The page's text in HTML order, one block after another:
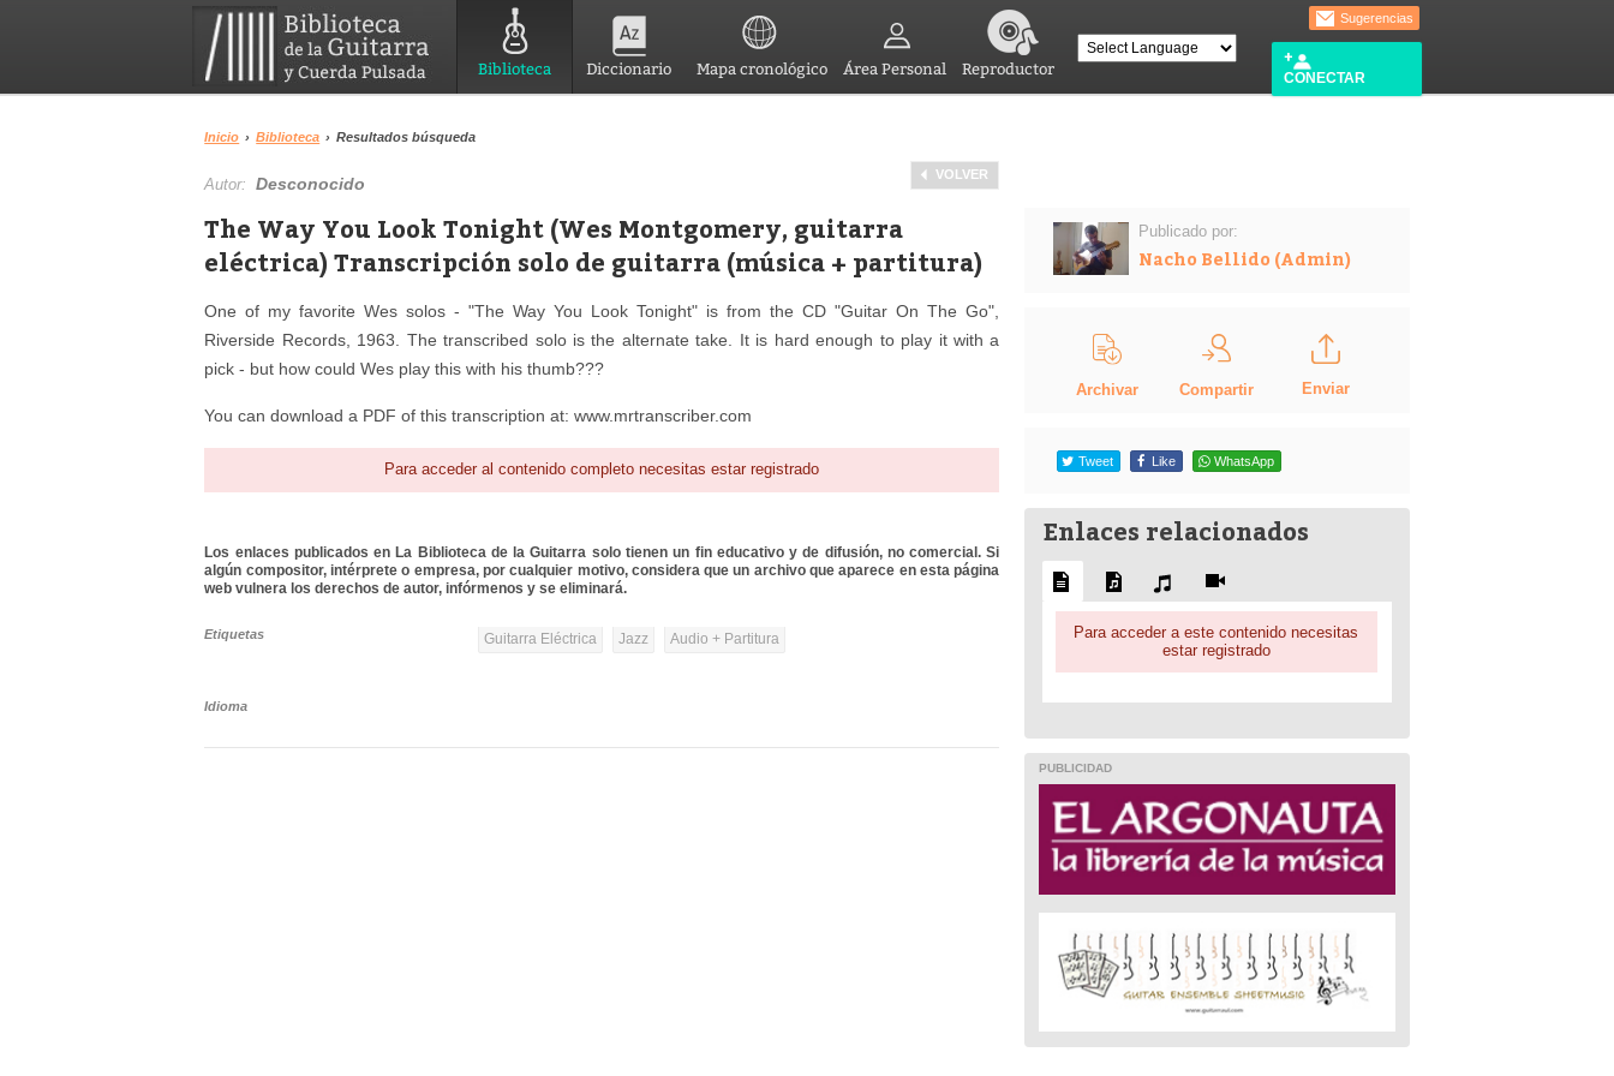
Biblioteca Diccionario Mapa cronológico Área Personal Reproductor
Sugerencias
CONECTAR
Inicio › Biblioteca › Resultados búsqueda
VOLVER
Autor:Desconocido
The Way You Look Tonight (Wes Montgomery, guitarra
eléctrica) Transcripción solo de guitarra (música + partitura)
One of my favorite Wes solos - "The Way You Look Tonight" is from the CD "Guitar On The Go",
Riverside Records, 1963. The transcribed solo is the alternate take. It is hard enough to play it with a
pick - but how could Wes play this with his thumb???
You can download a PDF of this transcription at: www.mrtranscriber.com
Para acceder al contenido completo necesitas estar registrado
Los enlaces publicados en La Biblioteca de la Guitarra solo tienen un fin educativo y de difusión, no comercial. Si
algún compositor, intérprete o empresa, por cualquier motivo, considera que un archivo que aparece en esta página
web vulnera los derechos de autor, infórmenos y se eliminará.
Etiquetas Guitarra Eléctrica Jazz Audio + Partitura
Idioma
Publicado por:
Nacho Bellido (Admin)
Archivar Compartir Enviar
Tweet Like WhatsApp
Enlaces relacionados
Para acceder a este contenido necesitas
estar registrado
PUBLICIDAD